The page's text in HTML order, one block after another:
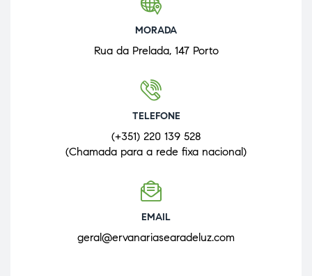
MORADA
Rua da Prelada, 147 Porto
TELEFONE
(+351) 220 139 528
(Chamada para a rede fixa nacional)
EMAIL
geral@ervanariasearadeluz.com